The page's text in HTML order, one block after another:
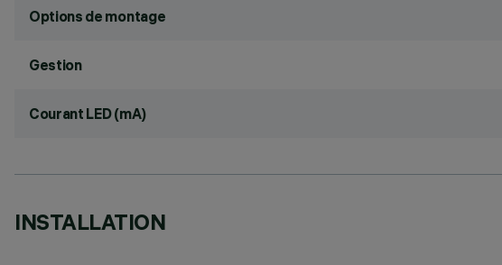
Options de montage
Gestion
Courant LED (mA)
INSTALLATION